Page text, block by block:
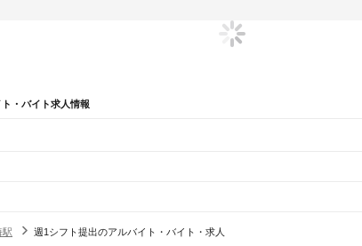
・バイト求人情報
駅 週1シフト提出のアルバイト・バイト・求人